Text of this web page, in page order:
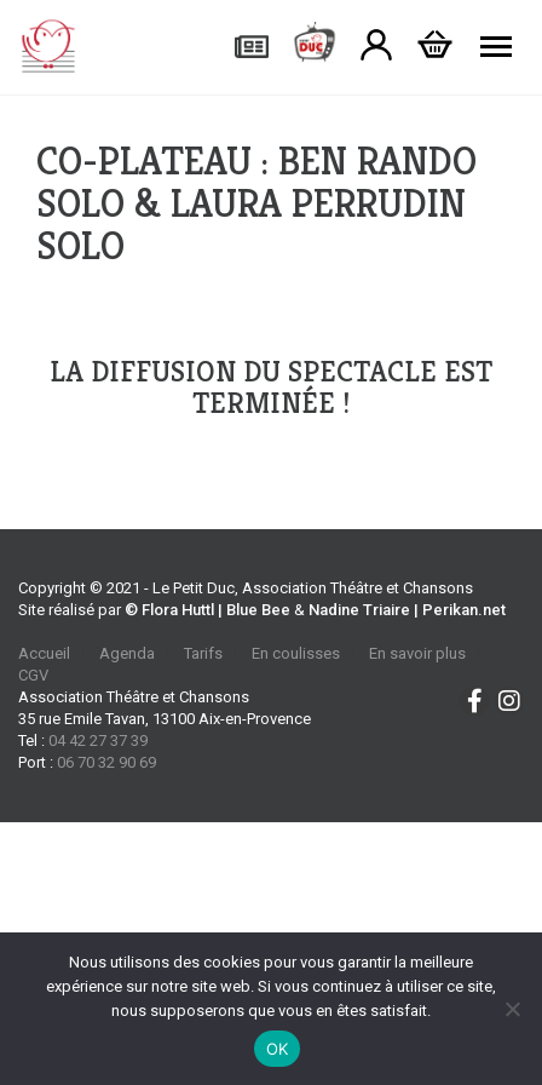
CO-PLATEAU : BEN RANDO
SOLO & LAURA PERRUDIN
SOLO
LA DIFFUSION DU SPECTACLE EST
TERMINÉE !
Copyright © 2021 - Le Petit Duc, Association Théâtre et Chansons
Site réalisé par © Flora Huttl | Blue Bee & Nadine Triaire | Perikan.net
Accueil Agenda Tarifs En coulisses
En savoir plus
CGV
Association Théâtre et Chansons
35 rue Emile Tavan, 13100 Aix-en-Provence
Tel : 04 42 27 37 39
Port : 06 70 32 90 69
Nous utilisons des cookies pour vous garantir la meilleure
expérience sur notre site web. Si vous continuez à utiliser ce site,
nous supposerons que vous en êtes satisfait.
OK